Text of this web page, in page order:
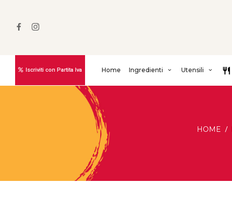
Iscriviti con Partita Iva Home Ingredienti Utensili
HOME